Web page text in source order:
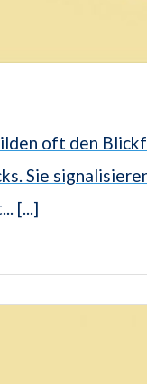
oft den
Sie
[...]